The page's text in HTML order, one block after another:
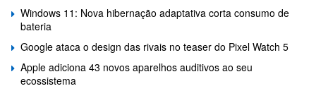
Windows 11: Nova hibernação adaptativa corta consumo de
bateria
Google ataca o design das rivais no teaser do Pixel Watch 5
Apple adiciona 43 novos aparelhos auditivos ao seu
ecossistema